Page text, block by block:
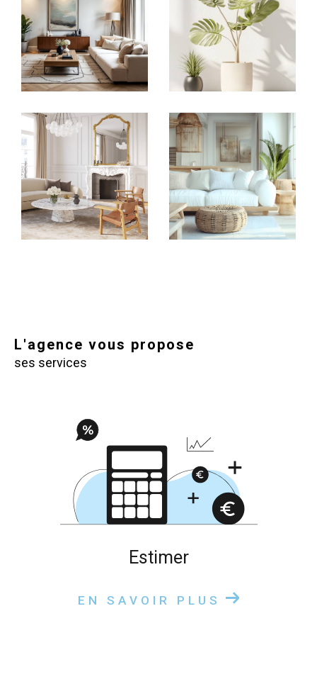
L'agence vous propose
ses services
estimer
EN SAVOIR PLUS